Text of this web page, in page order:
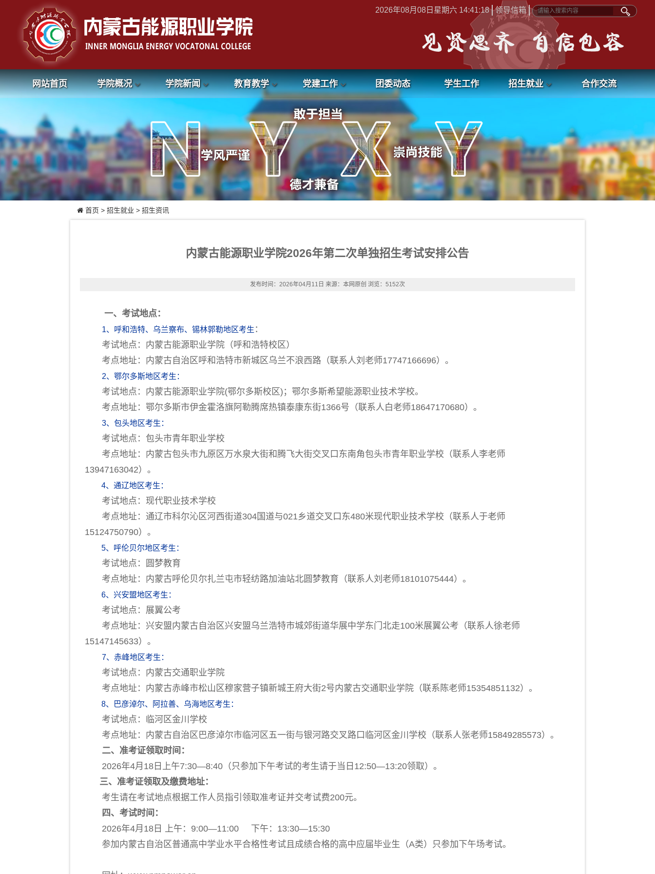
2026年08月08日星期六 14:41:18 领导信箱
网站首页 学院概况 学院新闻 教育教学 党建工作 团委动态 学生工作 招生就业 合作交流
首页 > 招生就业 > 招生资讯
内蒙古能源职业学院2026年第二次单独招生考试安排公告
发布时间：2026年04月11日 来源：本网原创 浏览：5152次
一、考试地点：
1、呼和浩特、乌兰察布、锡林郭勒地区考生 ：
考试地点：内蒙古能源职业学院（呼和浩特校区）
考点地址：内蒙古自治区呼和浩特市新城区乌兰不浪西路（联系人刘老师17747166696）。
2、鄂尔多斯地区考生：
考试地点：内蒙古能源职业学院(鄂尔多斯校区)；鄂尔多斯希望能源职业技术学校。
考点地址：鄂尔多斯市伊金霍洛旗阿勒腾席热镇泰康东街1366号（联系人白老师18647170680）。
3、包头地区考生：
考试地点：包头市青年职业学校
考点地址：内蒙古包头市九原区万水泉大街和腾飞大街交叉口东南角包头市青年职业学校（联系人李老师
13947163042）。
4、通辽地区考生：
考试地点：现代职业技术学校
考点地址：通辽市科尔沁区河西街道304国道与021乡道交叉口东480米现代职业技术学校（联系人于老师
15124750790）。
5、呼伦贝尔地区考生：
考试地点：圆梦教育
考点地址：内蒙古呼伦贝尔扎兰屯市轻纺路加油站北圆梦教育（联系人刘老师18101075444）。
6、兴安盟地区考生：
考试地点：展翼公考
考点地址：兴安盟内蒙古自治区兴安盟乌兰浩特市城郊街道华展中学东门北走100米展翼公考（联系人徐老师
15147145633）。
7、赤峰地区考生：
考试地点：内蒙古交通职业学院
考点地址：内蒙古赤峰市松山区穆家营子镇新城王府大街2号内蒙古交通职业学院（联系 陈老师15354851132）。
8、巴彦淖尔、阿拉善、乌海地区考生：
考试地点： 临河区金川学校
考点地址：内蒙古自治区巴彦淖尔市临河区五一街与银河路交叉路口临河区金川学校（联系人张老师15849285573）。
二、准考证领取时间：
2026年4月18日上午7:30—8:40（只参加下午考试的考生请于当日12:50—13:20领取）。
三、准考证领取及缴费地址：
考生请在考试地点根据工作人员指引领取准考证并交考试费200元。
四、考试时间：
2026年4月18日 上午：9:00—11:00 下午：13:30—15:30
参加内蒙古自治区普通高中学业水平合格性考试且成绩合格的高中应届毕业生（A类）只参加下午场考试。